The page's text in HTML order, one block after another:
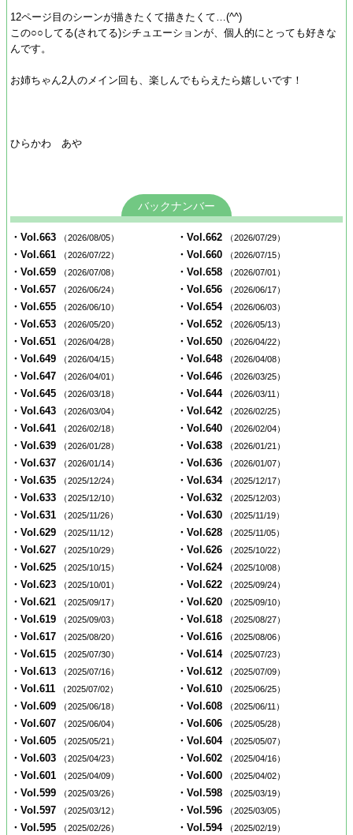
12ページ目のシーンが描きたくて描きたくて…(^^)ゞ
この○○してる(されてる)シチュエーションが、個人的にとっても好きな
んです。
お姉ちゃん2人のメイン回も、楽しんでもらえたら嬉しいです！
ひらかわ あや
バックナンバー
・Vol.663 （2026/08/05） ・Vol.662 （2026/07/29）
・Vol.661 （2026/07/22） ・Vol.660 （2026/07/15）
・Vol.659 （2026/07/08） ・Vol.658 （2026/07/01）
・Vol.657 （2026/06/24） ・Vol.656 （2026/06/17）
・Vol.655 （2026/06/10） ・Vol.654 （2026/06/03）
・Vol.653 （2026/05/20） ・Vol.652 （2026/05/13）
・Vol.651 （2026/04/28） ・Vol.650 （2026/04/22）
・Vol.649 （2026/04/15） ・Vol.648 （2026/04/08）
・Vol.647 （2026/04/01） ・Vol.646 （2026/03/25）
・Vol.645 （2026/03/18） ・Vol.644 （2026/03/11）
・Vol.643 （2026/03/04） ・Vol.642 （2026/02/25）
・Vol.641 （2026/02/18） ・Vol.640 （2026/02/04）
・Vol.639 （2026/01/28） ・Vol.638 （2026/01/21）
・Vol.637 （2026/01/14） ・Vol.636 （2026/01/07）
・Vol.635 （2025/12/24） ・Vol.634 （2025/12/17）
・Vol.633 （2025/12/10） ・Vol.632 （2025/12/03）
・Vol.631 （2025/11/26） ・Vol.630 （2025/11/19）
・Vol.629 （2025/11/12） ・Vol.628 （2025/11/05）
・Vol.627 （2025/10/29） ・Vol.626 （2025/10/22）
・Vol.625 （2025/10/15） ・Vol.624 （2025/10/08）
・Vol.623 （2025/10/01） ・Vol.622 （2025/09/24）
・Vol.621 （2025/09/17） ・Vol.620 （2025/09/10）
・Vol.619 （2025/09/03） ・Vol.618 （2025/08/27）
・Vol.617 （2025/08/20） ・Vol.616 （2025/08/06）
・Vol.615 （2025/07/30） ・Vol.614 （2025/07/23）
・Vol.613 （2025/07/16） ・Vol.612 （2025/07/09）
・Vol.611 （2025/07/02） ・Vol.610 （2025/06/25）
・Vol.609 （2025/06/18） ・Vol.608 （2025/06/11）
・Vol.607 （2025/06/04） ・Vol.606 （2025/05/28）
・Vol.605 （2025/05/21） ・Vol.604 （2025/05/07）
・Vol.603 （2025/04/23） ・Vol.602 （2025/04/16）
・Vol.601 （2025/04/09） ・Vol.600 （2025/04/02）
・Vol.599 （2025/03/26） ・Vol.598 （2025/03/19）
・Vol.597 （2025/03/12） ・Vol.596 （2025/03/05）
・Vol.595 （2025/02/26） ・Vol.594 （2025/02/19）